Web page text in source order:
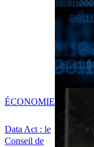
Data Act : le
Conseil de
ÉCONOMIE